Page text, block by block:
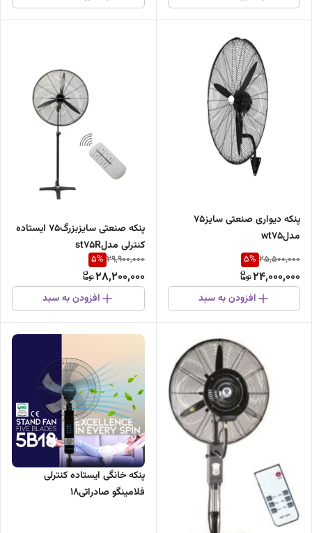
پنکه دیواری صنعتی سایز۷۵
مدلwt75
25,500,000
5%
24,000,000
افزودن به سبد
پنکه صنعتی سایزبزرگ۷۵ ایستاده
کنترلی مدلst75R
29,900,000
5%
28,200,000
افزودن به سبد
پنکه خانگی ایستاده کنترلی
فلامینگو صادراتی۱۸